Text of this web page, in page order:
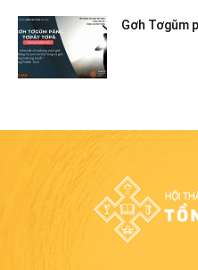
Gơh Tơgŭm